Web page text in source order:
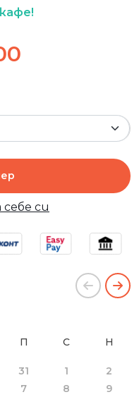
си
П С Н
31 1
2
7 8 9